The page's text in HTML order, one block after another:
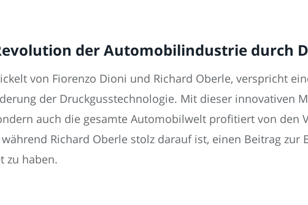
der Automobilindustrie durch
von Fiorenzo Dioni und Richard Oberle, verspricht
der Druckgusstechnologie. Mit dieser innovativen
auch die gesamte Automobilwelt profitiert von den
Richard Oberle stolz darauf ist, einen Beitrag zur
zu haben.